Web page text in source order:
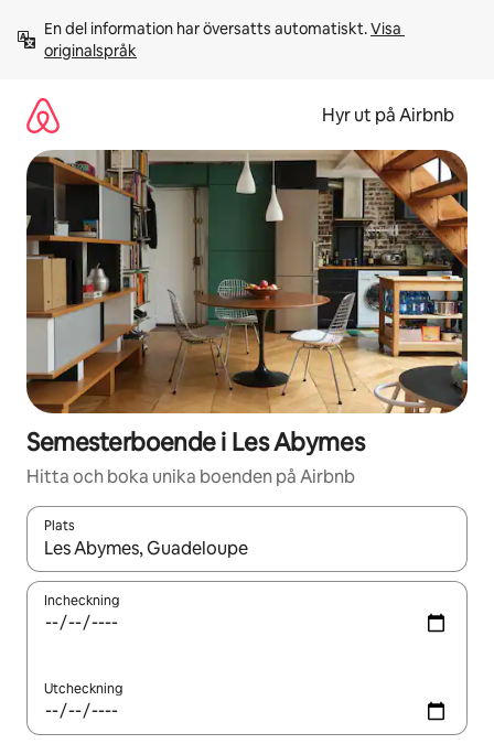
innehåll
En del information har översatts automatiskt. Visa
originalspråk
Hyr ut på Airbnb
Semesterboende i Les Abymes
Hitta och boka unika boenden på Airbnb
Plats
När resultaten är tillgängliga kan du navigera med upp- och
Incheckning
Utcheckning